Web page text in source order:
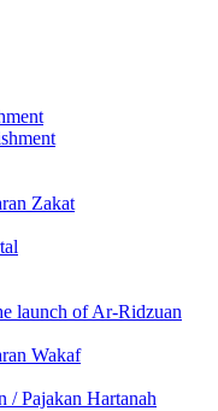
Zakat
launch of Ar-Ridzuan
Wakaf
/ Pajakan Hartanah